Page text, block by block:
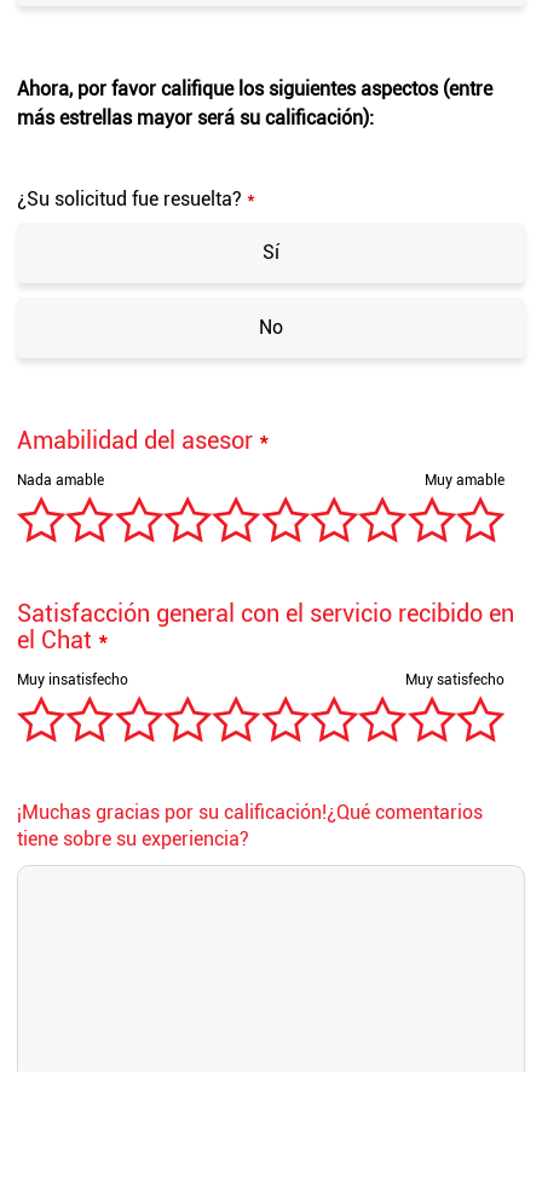
Ahora, por favor califique los siguientes aspectos (entre
más estrellas mayor será su calificación):
¿Su solicitud fue resuelta? *
Sí
No
Amabilidad del asesor *
Satisfacción general con el servicio recibido en
el Chat *
¡Muchas gracias por su calificación!¿Qué comentarios
tiene sobre su experiencia?